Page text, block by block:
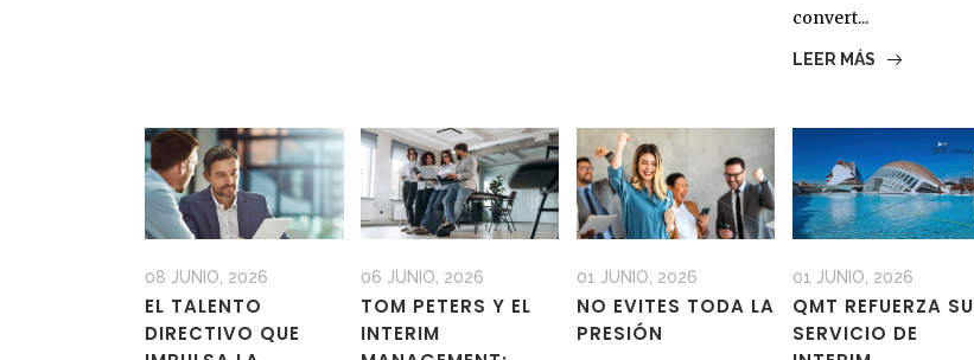
convert...
LEER MÁS
08 JUNIO, 2026
EL TALENTO
DIRECTIVO QUE
06 JUNIO, 2026
TOM PETERS Y EL
INTERIM
01 JUNIO, 2026
NO EVITES TODA LA
PRESIÓN
01 JUNIO, 2026
QMT REFUERZA SU
SERVICIO DE